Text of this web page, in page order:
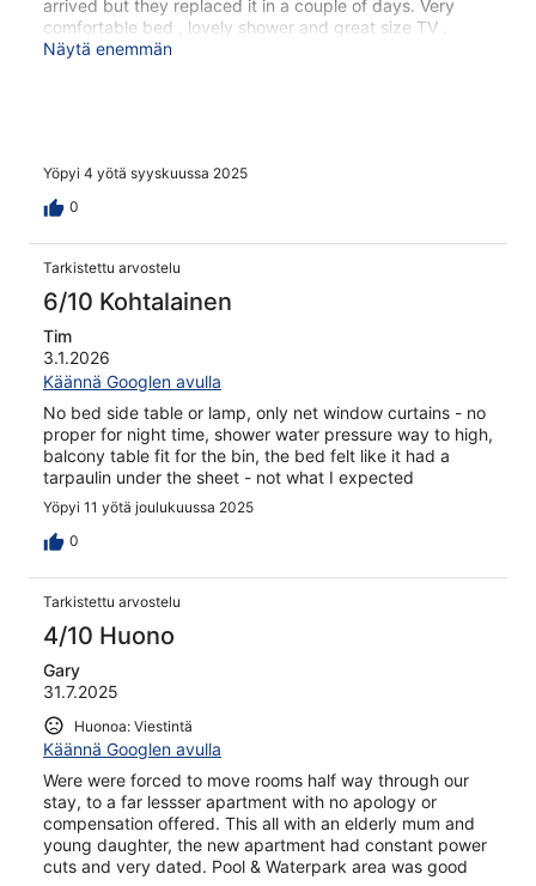
arrived but they replaced it in a couple of days. Very
comfortable bed , lovely shower and great size TV .
Benal Beach staff was very helpful and we would stay
Näytä enemmän
Yöpyi 4 yötä syyskuussa 2025
0
Tarkistettu arvostelu
6/10 Kohtalainen
Tim
3.1.2026
Käännä Googlen avulla
No bed side table or lamp, only net window curtains - no
proper for night time, shower water pressure way to high,
balcony table fit for the bin, the bed felt like it had a
tarpaulin under the sheet - not what I expected
Yöpyi 11 yötä joulukuussa 2025
0
Tarkistettu arvostelu
4/10 Huono
Gary
31.7.2025
Huonoa: Viestintä
Käännä Googlen avulla
Were were forced to move rooms half way through our
stay, to a far lessser apartment with no apology or
compensation offered. This all with an elderly mum and
young daughter, the new apartment had constant power
cuts and very dated. Pool & Waterpark area was good